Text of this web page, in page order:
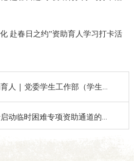
赴春日之约”资助育人学习打卡活
委学生工作部（学生处）举办2024年春季学期第一期勤工助学岗位技能培训
动临时困难专项资助通道的通知